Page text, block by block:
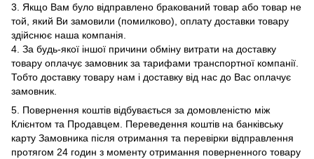
3. Якщо Вам було відправлено бракований товар або товар не
той, який Ви замовили (помилково), оплату доставки товару
здійснює наша компанія.
4. За будь-якої іншої причини обміну витрати на доставку
товару оплачує замовник за тарифами транспортної компанії.
Тобто доставку товару нам і доставку від нас до Вас оплачує
замовник.
5. Повернення коштів відбувається за домовленістю між
Клієнтом та Продавцем. Переведення коштів на банківську
карту Замовника після отримання та перевірки відправлення
протягом 24 годин з моменту отримання поверненного товару